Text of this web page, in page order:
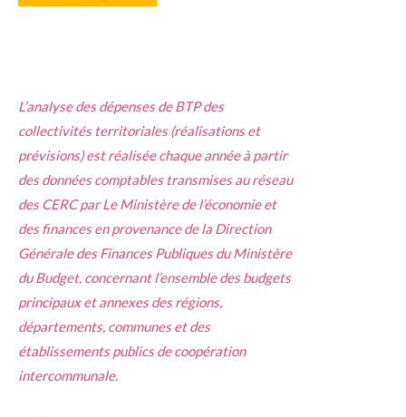
L’analyse des dépenses de BTP des
collectivités territoriales (réalisations et
prévisions) est réalisée chaque année à partir
des données comptables transmises au réseau
des CERC par Le Ministère de l’économie et
des finances en provenance de la Direction
Générale des Finances Publiques du Ministère
du Budget, concernant l’ensemble des budgets
principaux et annexes des régions,
départements, communes et des
établissements publics de coopération
intercommunale.